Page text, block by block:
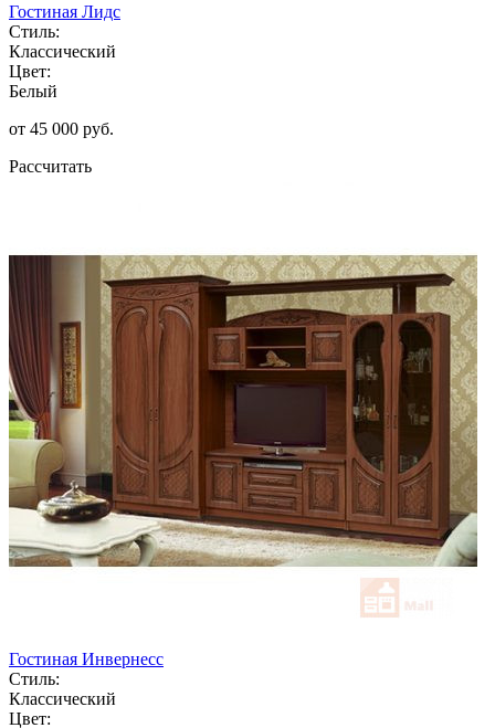
Гостиная Лидс
Стиль:
Классический
Цвет:
Белый
от 45 000 руб.
Рассчитать
Гостиная Инвернесс
Стиль:
Классический
Цвет: